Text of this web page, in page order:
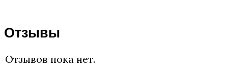
Отзывы
Отзывов пока нет.